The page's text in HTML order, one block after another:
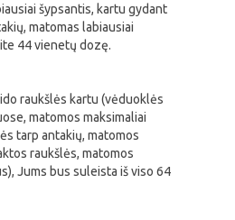
šypsantis, kartu gydant
matomas labiausiai
44 vienetų dozę.
raukšlės kartu (vėduoklės
matomos maksimaliai
tarp antakių, matomos
raukšlės, matomos
Jums bus suleista iš viso 64